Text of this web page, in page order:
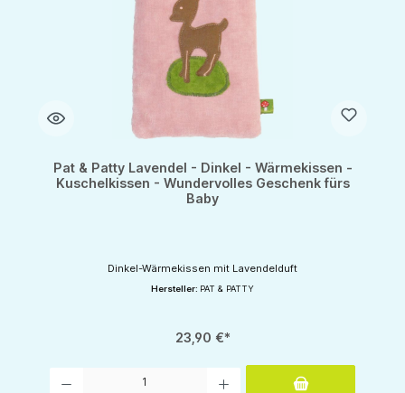
Pat & Patty Lavendel - Dinkel - Wärmekissen -
Kuschelkissen - Wundervolles Geschenk fürs
Baby
Dinkel-Wärmekissen mit Lavendelduft
Hersteller: PAT & PATTY
23,90 €*